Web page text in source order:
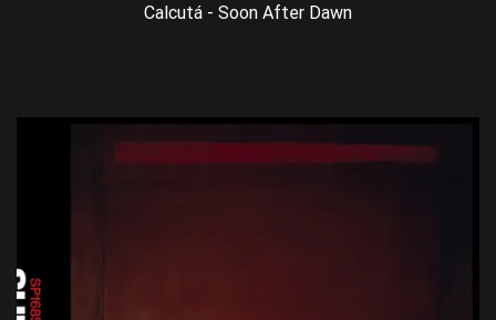
Calcutá - Soon After Dawn